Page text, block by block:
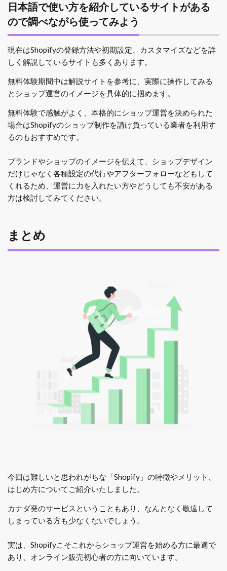
日本語で使い方を紹介しているサイトがある
ので調べながら使ってみよう
現在はShopifyの登録方法や初期設定、カスタマイズなどを詳
しく解説しているサイトも多くあります。
無料体験期間中は解説サイトを参考に、実際に操作してみる
とショップ運営のイメージを具体的に掴めます。
無料体験で感触がよく、本格的にショップ運営を決められた
場合はShopifyのショップ制作を請け負っている業者を利用す
るのもおすすめです。
ブランドやショップのイメージを伝えて、ショップデザイン
だけじゃなく各種設定の代行やアフターフォローなどもして
くれるため、運営に力を入れたい方やどうしても不安がある
方は検討してみてください。
まとめ
今回は難しいと思われがちな「Shopify」の特徴やメリット、
はじめ方についてご紹介いたしました。
カナダ発のサービスということもあり、なんとなく敬遠して
しまっている方も少なくないでしょう。
実は、Shopifyこそこれからショップ運営を始める方に最適で
あり、オンライン販売初心者の方に向いています。